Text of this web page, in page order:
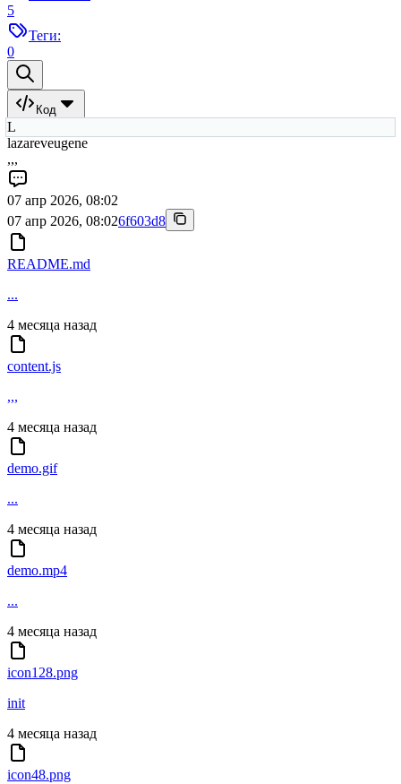
5
Теги:
0
Код
L
lazareveugene
,,,
07 апр 2026, 08:02
07 апр 2026, 08:026f603d8
README.md
...
4 месяца назад
content.js
,,,
4 месяца назад
demo.gif
...
4 месяца назад
demo.mp4
...
4 месяца назад
icon128.png
init
4 месяца назад
icon48.png